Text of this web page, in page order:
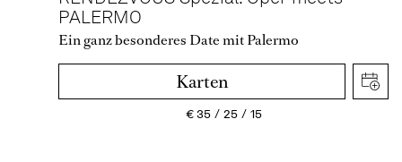
PALERMO
Ein ganz besonderes Date mit Palermo
Karten
€35 25 15